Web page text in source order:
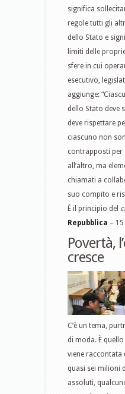
significa
regole tutti gli
dello Stato e
limiti delle
sfere in cui
esecutivo,
aggiunge:
dello Stato deve
deve rispettare
ciascuno non
contrapposti per
all’altro, ma
chiamati a
suo compito e
È il principio del
Repubblica –
Povertà,
cresce
C’è un tema,
di moda. È
viene raccontata
quasi sei milioni
assoluti,